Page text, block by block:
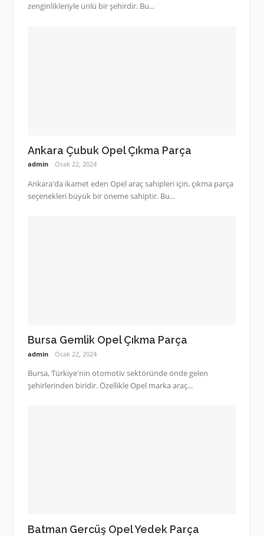
zenginlikleriyle ünlü bir şehirdir. Bu...
Ankara Çubuk Opel Çıkma Parça
admin Ocak 22, 2024
Ankara'da ikamet eden Opel araç sahipleri için, çıkma parça
seçenekleri büyük bir öneme sahiptir. Bu...
Bursa Gemlik Opel Çıkma Parça
admin Ocak 22, 2024
Bursa, Türkiye'nin otomotiv sektöründe önde gelen
şehirlerinden biridir. Özellikle Opel marka araç...
Batman Gercüş Opel Yedek Parça